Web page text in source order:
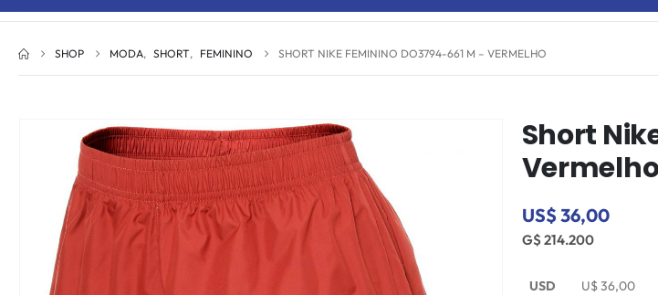
SHOP MODA, SHORT, FEMININO SHORT NIKE FEMININO DO3794-661 M – VERMELHO
Short
US$ 36,00
G$ 214.200
USD U$36,00